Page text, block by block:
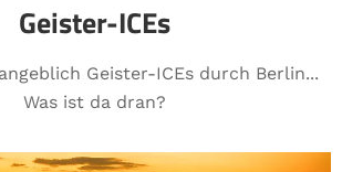
Geister-ICEs
Geister-ICEs durch Berlin...
Was ist da dran?